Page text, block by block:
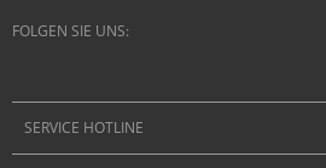
FOLGEN SIE UNS:
SERVICE HOTLINE